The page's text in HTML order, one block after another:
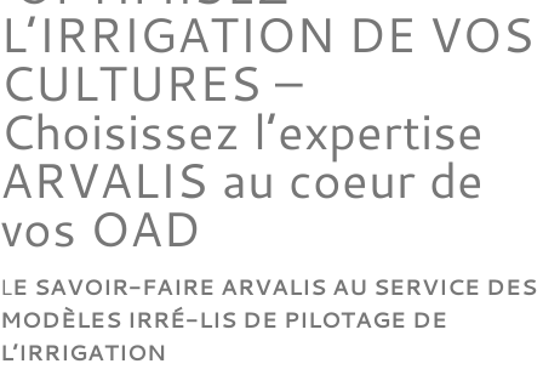
L’IRRIGATION DE VOS
CULTURES –
Choisissez l’expertise
ARVALIS au coeur de
vos OAD
LE SAVOIR-FAIRE ARVALIS AU SERVICE DES
MODÈLES IRRÉ-LIS DE PILOTAGE DE
L’IRRIGATION